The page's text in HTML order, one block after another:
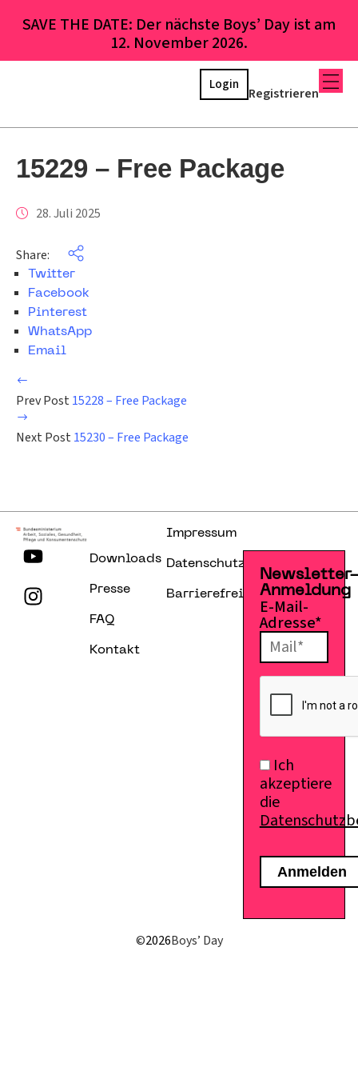
SAVE THE DATE: Der nächste Boys’ Day ist am
12. November 2026.
Registrieren
Login
15229 – Free Package
28. Juli 2025
Share:
Twitter
Facebook
Pinterest
WhatsApp
Email
Prev Post 15228 – Free Package
Next Post 15230 – Free Package
Downloads
Presse
FAQ
Kontakt
Impressum
Datenschutzerklärung
Barrierefreiheitserklärung
Anmeldung
E-Mail-
Adresse*
Ich
akzeptiere
die
©2026Boys’ Day